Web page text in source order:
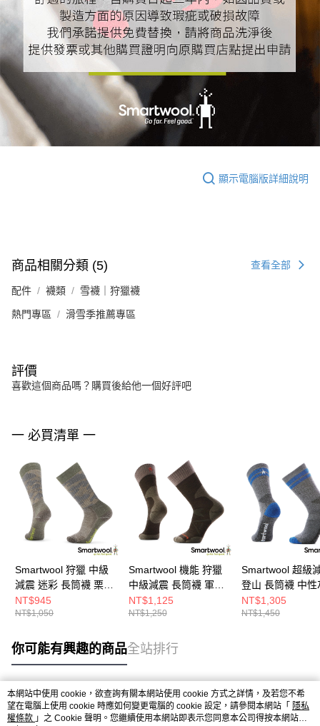
顯示電腦版詳細說明
商品相關分類 (5) 查看全部
配件 襪類 雪襪｜狩獵襪
熱門專區 滑雪季推薦專區
評價
喜歡這個商品嗎？購買後給他一個好評吧
一 必買清單 一
Smartwool 狩獵 中級
減震 迷彩 長筒襪 栗子
棕
NT$945
NT$1,050
Smartwool 機能 狩獵
中級減震 長筒襪 軍風
橄綠
NT$1,125
NT$1,250
Smartwool 超級
登山 長筒襪 中性
NT$1,305
NT$1,450
你可能有興趣的商品全站排行
熱門標籤
本網站中使用 cookie，欲查詢有關本網站使用 cookie 方式之詳情，及若您不希
望在電腦上使用 cookie 時應如何變更電腦的 cookie 設定，請參閱本網站「 隱私
權條款 」之 Cookie 聲明。您繼續使用本網站即表示您同意本公司得按本網站使